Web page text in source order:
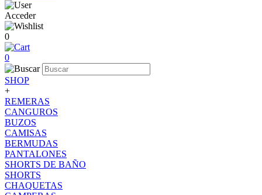
Acceder
0
0
SHOP
+
REMERAS
CANGUROS
BUZOS
CAMISAS
BERMUDAS
PANTALONES
SHORTS DE BAÑO
SHORTS
CHAQUETAS